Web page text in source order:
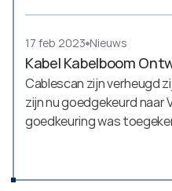
Elektrotechnik, Elektronik
17 feb 2023 Nieuws
Kabel Kabelboom
Cablescan zijn verheugd
zijn nu goedgekeurd naar
goedkeuring was
Elektrotechnik,